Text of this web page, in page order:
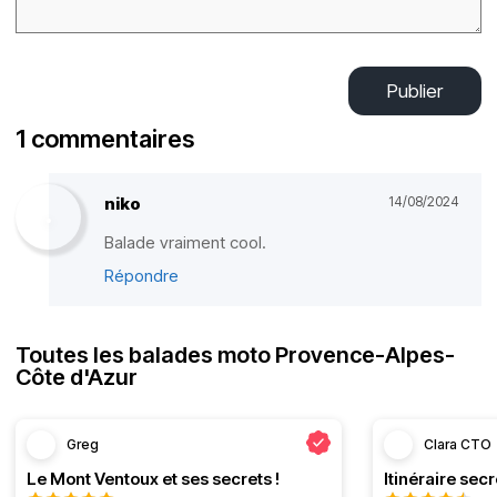
Publier
1 commentaires
niko 14/08/2024
Balade vraiment cool.
Répondre
Toutes les balades moto Provence-Alpes-
Côte d'Azur
Greg
Le Mont Ventoux et ses secrets !
Clara CTO